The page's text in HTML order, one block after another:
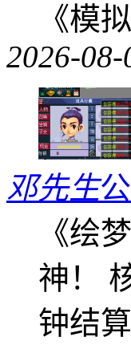
《模
2026-08-
邓先生
《绘
神！
钟结